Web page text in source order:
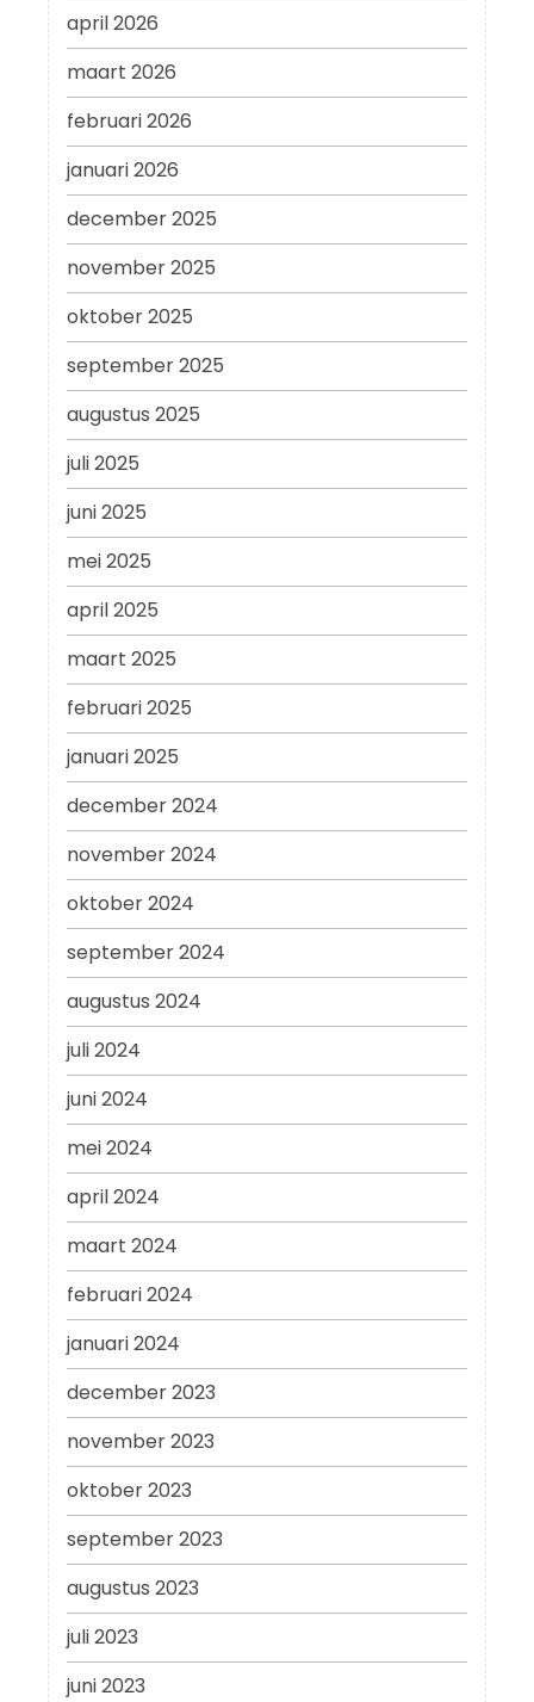
april 2026
maart 2026
februari 2026
januari 2026
december 2025
november 2025
oktober 2025
september 2025
augustus 2025
juli 2025
juni 2025
mei 2025
april 2025
maart 2025
februari 2025
januari 2025
december 2024
november 2024
oktober 2024
september 2024
augustus 2024
juli 2024
juni 2024
mei 2024
april 2024
maart 2024
februari 2024
januari 2024
december 2023
november 2023
oktober 2023
september 2023
augustus 2023
juli 2023
juni 2023